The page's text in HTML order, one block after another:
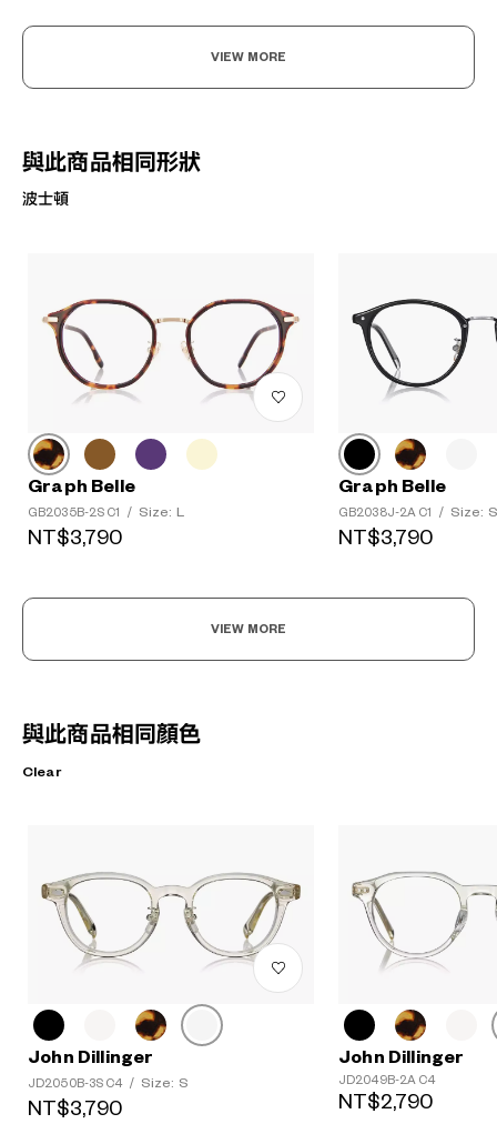
VIEW MORE
與此商品相同形狀
波士頓
Graph Belle
GB2035B-2S C1 / Size: L
NT$3,790
Graph Belle
GB2038J-2A C1 / Size: S
NT$3,790
VIEW MORE
與此商品相同顏色
Clear
John Dillinger
JD2050B-3S C4 / Size: S
NT$3,790
John Dillinger
JD2049B-2A C4
NT$2,790